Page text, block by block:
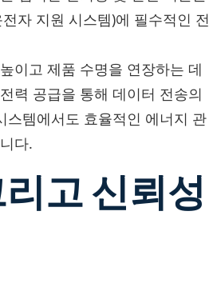
자 지원 시스템)에 필수적인 전
이고 제품 수명을 연장하는 데
력 공급을 통해 데이터 전송의
스템에서도 효율적인 에너지 관
다.
고 신뢰성